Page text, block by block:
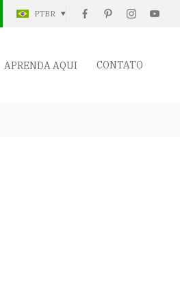
PTBR
APRENDA AQUI CONTATO